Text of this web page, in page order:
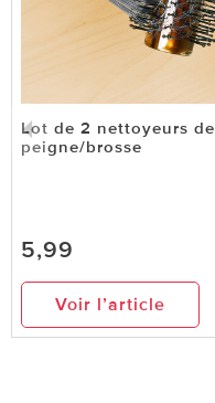
Lot de 2 nettoyeurs de
peigne/brosse
5,99
Voir l’article